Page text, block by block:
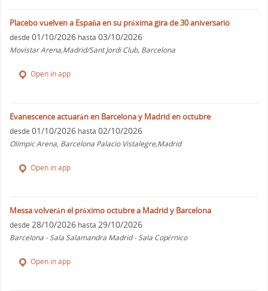
Placebo vuelven a España en su próxima gira de 30 aniversario
desde 01/10/2026 hasta 03/10/2026
Movistar Arena,Madrid/Sant Jordi Club, Barcelona
Open in app
Evanescence actuarán en Barcelona y Madrid en octubre
desde 01/10/2026 hasta 02/10/2026
Olimpic Arena, Barcelona Palacio Vistalegre,Madrid
Open in app
Messa volverán el próximo octubre a Madrid y Barcelona
desde 28/10/2026 hasta 29/10/2026
Barcelona - Sala Salamandra Madrid - Sala Copérnico
Open in app